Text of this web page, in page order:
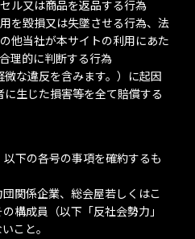
ル又は商品を返品する行為
を毀損又は失墜させる行為、法
他当社が本サイトの利用にあた
理的に判断する行為
な違反を含みます。）に起因
生じた損害等を全て賠償する
下の各号の事項を確約するも
関係企業、総会屋若しくはこ
構成員（以下「反社会勢力」
こと。